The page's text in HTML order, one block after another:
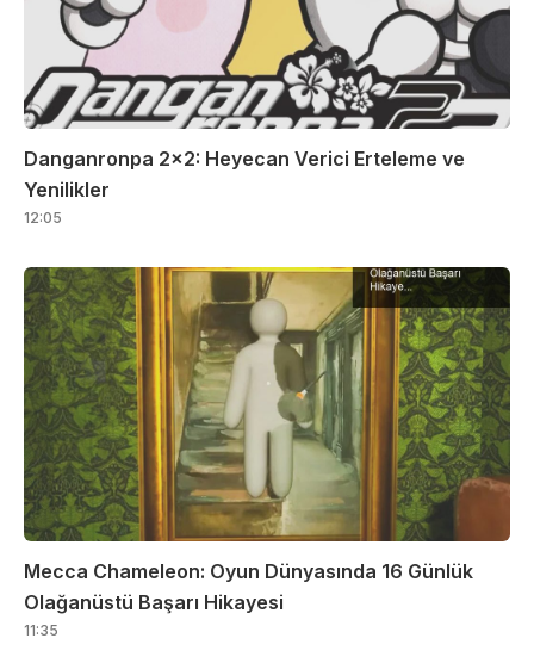
Danganronpa 2×2: Heyecan Verici Erteleme ve
Yenilikler
12:05
Mecca Chameleon: Oyun Dünyasında 16 Günlük
Olağanüstü Başarı Hikayesi
11:35